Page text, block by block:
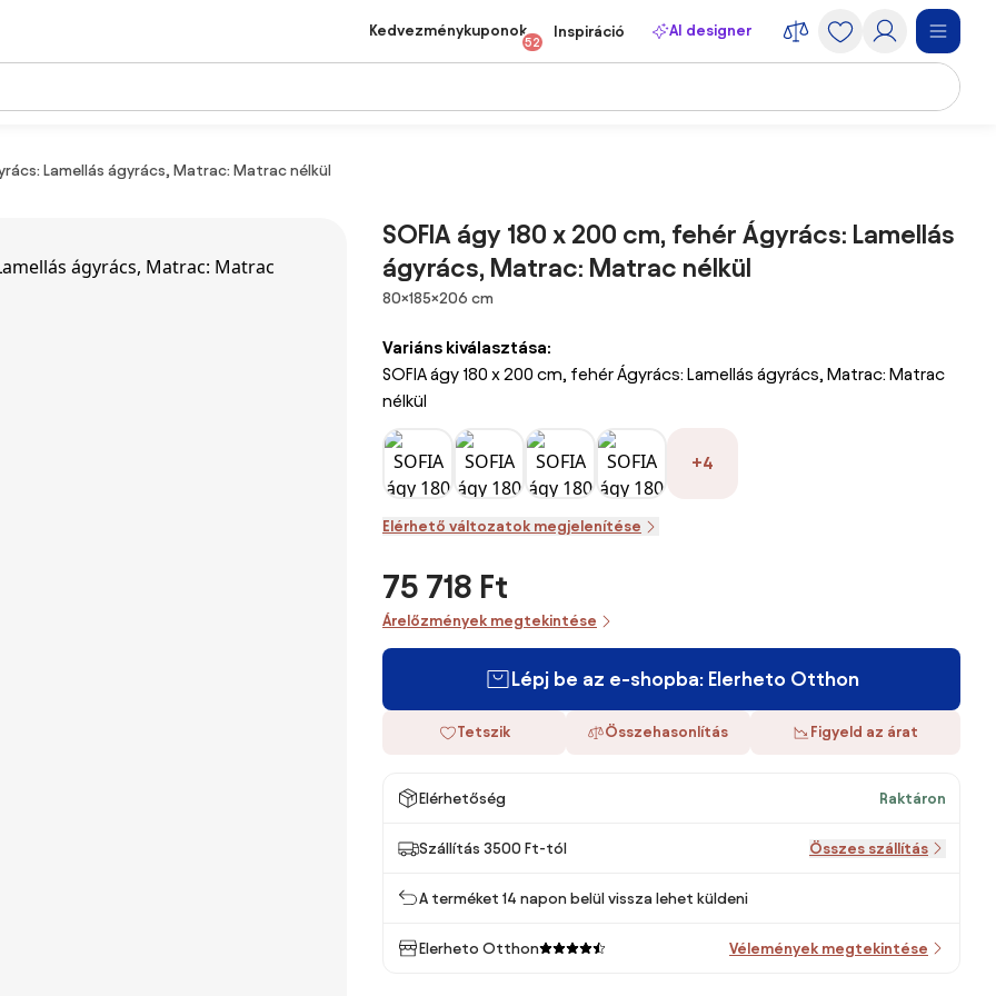
Kedvezménykuponok
52
Inspiráció AI designer
Lamellás ágyrács, Matrac: Matrac nélkül
SOFIA ágy 180 x 200 cm, fehér Ágyrács: Lamellás
ágyrács, Matrac: Matrac nélkül
Méretek
80×185×206 cm
Variáns kiválasztása:
SOFIA ágy 180 x 200 cm, fehér Ágyrács: Lamellás ágyrács, Matrac: Matrac
nélkül
+4
Elérhető változatok megjelenítése
75 718 Ft
Árelőzmények megtekintése
Lépj be az e-shopba: Elerheto Otthon
Tetszik Összehasonlítás Figyeld az árat
Elérhetőség Raktáron
Szállítás 3500 Ft-tól Összes szállítás
A terméket 14 napon belül vissza lehet küldeni
Elerheto Otthon Vélemények megtekintése